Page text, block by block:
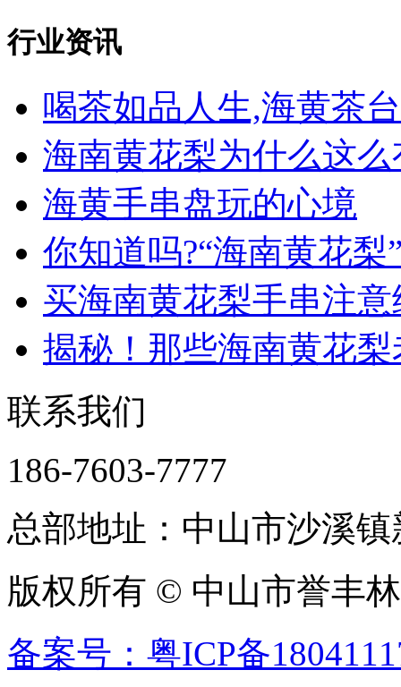
行业资讯
喝茶如品人生,海黄茶
海南黄花梨为什么这
海黄手串盘玩的心境
你知道吗?“海南黄花梨
买海南黄花梨手串注意
揭秘！那些海南黄花
联系我们
186-7603-7777
总部地址：中山市沙溪
版权所有 © 中山市誉丰
备案号：粤ICP备